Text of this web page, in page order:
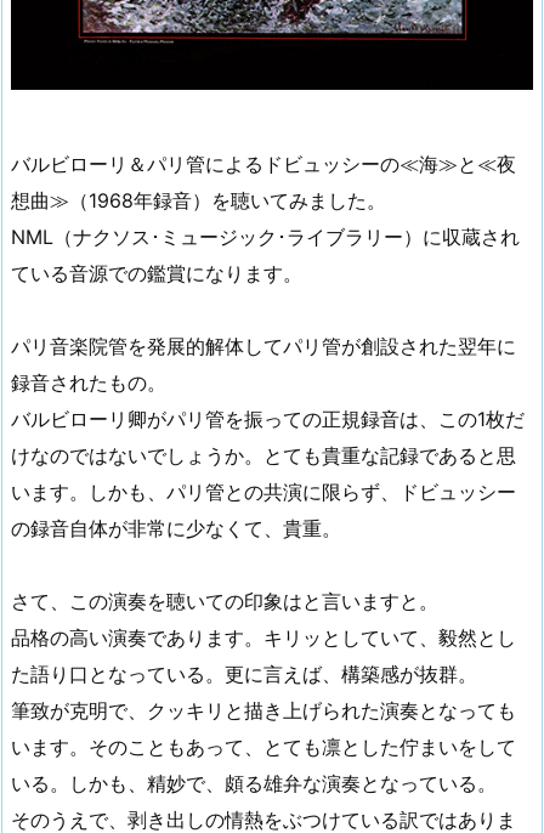
バルビローリ＆パリ管によるドビュッシーの≪海≫と≪夜
想曲≫（1968年録音）を聴いてみました。
NML（ナクソス･ミュージック･ライブラリー）に収蔵され
ている音源での鑑賞になります。
パリ音楽院管を発展的解体してパリ管が創設された翌年に
録音されたもの。
バルビローリ卿がパリ管を振っての正規録音は、この1枚だ
けなのではないでしょうか。とても貴重な記録であると思
います。しかも、パリ管との共演に限らず、ドビュッシー
の録音自体が非常に少なくて、貴重。
さて、この演奏を聴いての印象はと言いますと。
品格の高い演奏であります。キリッとしていて、毅然とし
た語り口となっている。更に言えば、構築感が抜群。
筆致が克明で、クッキリと描き上げられた演奏となっても
います。そのこともあって、とても凛とした佇まいをして
いる。しかも、精妙で、頗る雄弁な演奏となっている。
そのうえで、剥き出しの情熱をぶつけている訳ではありま